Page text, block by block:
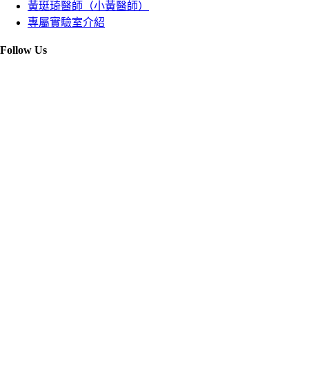
黃珽琦醫師（小黃醫師）
專屬實驗室介紹
Follow Us